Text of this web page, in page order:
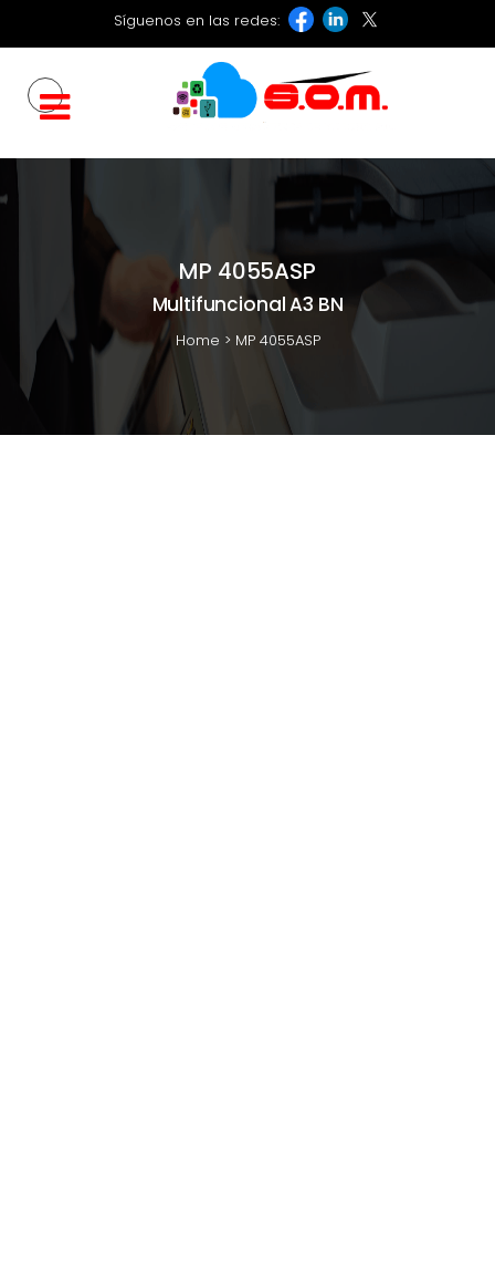
Síguenos en las redes:
MP 4055ASP
Multifuncional A3 BN
Home > MP 4055ASP